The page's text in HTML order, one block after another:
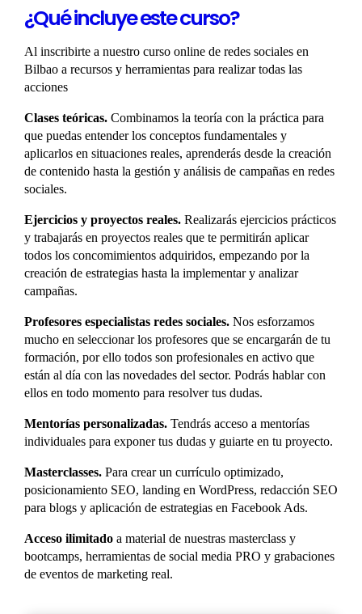
¿Qué incluye este curso?
Al inscribirte a nuestro curso online de redes sociales en
Bilbao a recursos y herramientas para realizar todas las
acciones
Clases teóricas. Combinamos la teoría con la práctica para
que puedas entender los conceptos fundamentales y
aplicarlos en situaciones reales, aprenderás desde la creación
de contenido hasta la gestión y análisis de campañas en redes
sociales.
Ejercicios y proyectos reales. Realizarás ejercicios prácticos
y trabajarás en proyectos reales que te permitirán aplicar
todos los concomimientos adquiridos, empezando por la
creación de estrategias hasta la implementar y analizar
campañas.
Profesores especialistas redes sociales. Nos esforzamos
mucho en seleccionar los profesores que se encargarán de tu
formación, por ello todos son profesionales en activo que
están al día con las novedades del sector. Podrás hablar con
ellos en todo momento para resolver tus dudas.
Mentorías personalizadas. Tendrás acceso a mentorías
individuales para exponer tus dudas y guiarte en tu proyecto.
Masterclasses. Para crear un currículo optimizado,
posicionamiento SEO, landing en WordPress, redacción SEO
para blogs y aplicación de estrategias en Facebook Ads.
Acceso ilimitado a material de nuestras masterclass y
bootcamps, herramientas de social media PRO y grabaciones
de eventos de marketing real.